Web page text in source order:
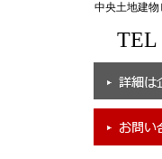
中央土地建物
TEL